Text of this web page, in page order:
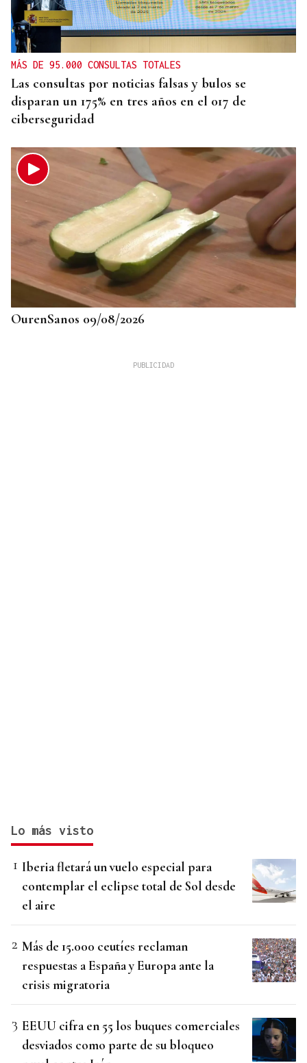
MÁS DE 95.000 CONSULTAS TOTALES
Las consultas por noticias falsas y bulos se
disparan un 175% en tres años en el 017 de
ciberseguridad
OurenSanos 09/08/2026
Lo más visto
Iberia fletará un vuelo especial para
contemplar el eclipse total de Sol desde
el aire
Más de 15.000 ceutíes reclaman
respuestas a España y Europa ante la
crisis migratoria
EEUU cifra en 55 los buques comerciales
desviados como parte de su bloqueo